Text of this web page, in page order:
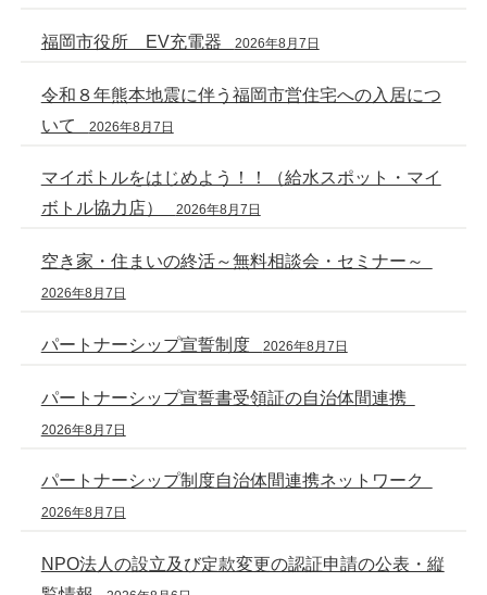
福岡市役所 EV充電器 2026年8月7日
令和８年熊本地震に伴う福岡市営住宅への入居につ
いて
2026年8月7日
マイボトルをはじめよう！！（給水スポット・マイ
ボトル協力店）
2026年8月7日
空き家・住まいの終活～無料相談会・セミナー～
2026年8月7日
パートナーシップ宣誓制度 2026年8月7日
パートナーシップ宣誓書受領証の自治体間連携
2026年8月7日
パートナーシップ制度自治体間連携ネットワーク
2026年8月7日
NPO法人の設立及び定款変更の認証申請の公表・縦